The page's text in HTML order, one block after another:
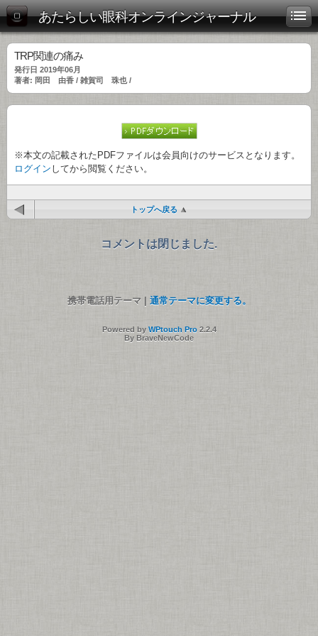
あたらしい眼科オンラインジャーナル
TRP関連の痛み
発行日 2019年06月
著者: 岡田 由香 / 雑賀司 珠也 /
※本文の記載されたPDFファイルは会員向けのサービスとなります。
ログイン してから閲覧ください。
トップへ戻る
コメントは閉じました.
携帯電話用テーマ | 通常テーマに変更する。
Powered by WPtouch Pro2.2.4
By BraveNewCode